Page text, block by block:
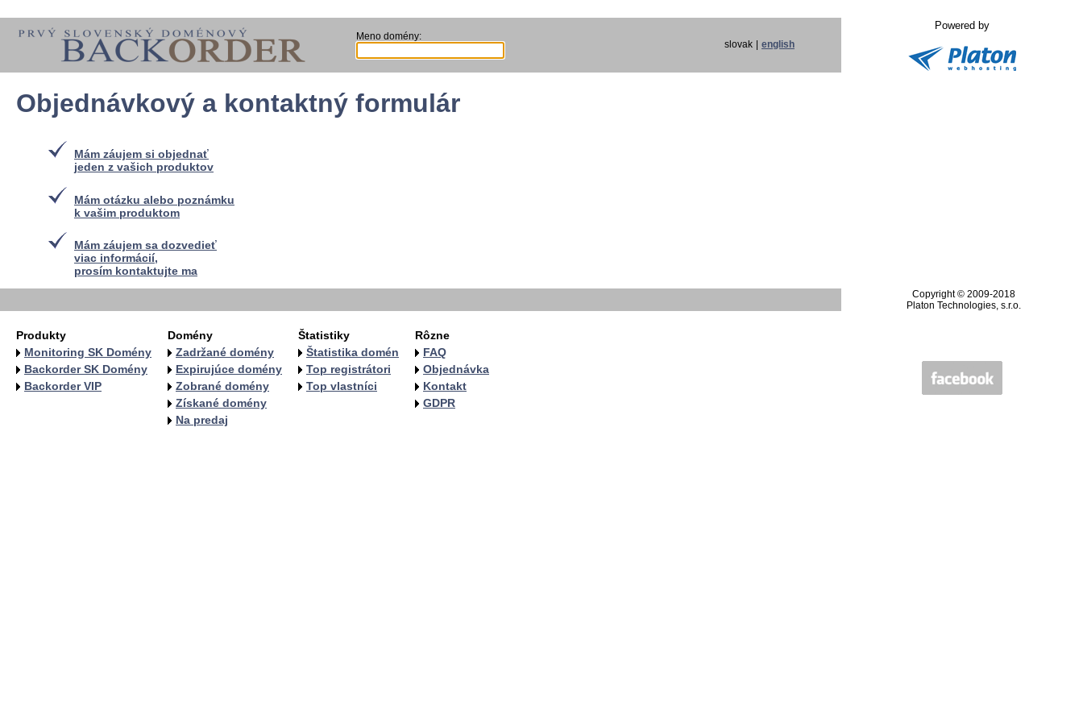
Meno domény:
slovak english
Powered by
Objednávkový a kontaktný formulár
Mám záujem si objednať
jeden z vašich produktov
Mám otázku alebo poznámku
k vašim produktom
Mám záujem sa dozvedieť
viac informácií,
prosím kontaktujte ma
Copyright © 2009-2018
Platon Technologies, s.r.o.
Produkty
Monitoring SK Domény
Backorder SK Domény
Backorder VIP
Domény
Zadržané domény
Expirujúce domény
Zobrané domény
Získané domény
Na predaj
Štatistiky
Štatistika domén
Top registrátori
Top vlastníci
Rôzne
FAQ
Objednávka
Kontakt
GDPR